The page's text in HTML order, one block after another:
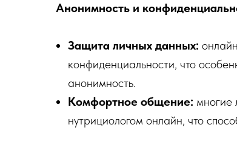
Анонимность и
Защита личных данных:
конфиденциальности, что
анонимность.
Комфортное общение: многие
нутрициологом онлайн, что